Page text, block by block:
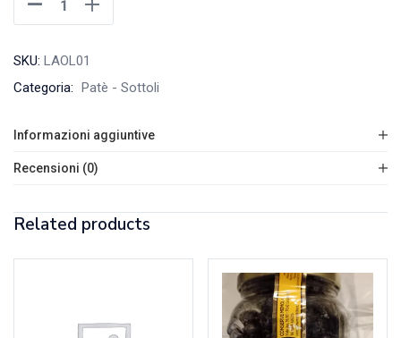
SKU: LAOL01
Categoria: Patè - Sottoli
Informazioni aggiuntive
Recensioni (0)
Related products